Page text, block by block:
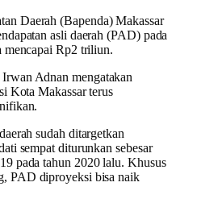
Daerah (Bapenda) Makassar
asli daerah (PAD) pada
mencapai Rp2 triliun.
Adnan mengatakan
Kota Makassar terus
sudah ditargetkan
sempat diturunkan sebesar
pada tahun 2020 lalu. Khusus
PAD diproyeksi bisa naik